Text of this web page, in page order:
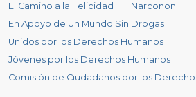
El Camino a la Felicidad
Narconon
En Apoyo de Un Mundo Sin Drogas
Unidos por los Derechos Humanos
Jóvenes por los Derechos Humanos
Comisión de Ciudadanos por los